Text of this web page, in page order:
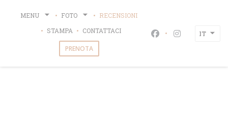
MENU FOTO
RECENSIONI
STAMPA
CONTATTACI
PRENOTA
Facebook ((apre
Instagram
IT